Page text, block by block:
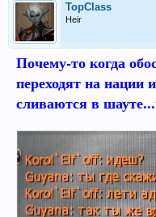
TopClass
Heir
Почему-то когда
переходят на нации
сливаютсяв